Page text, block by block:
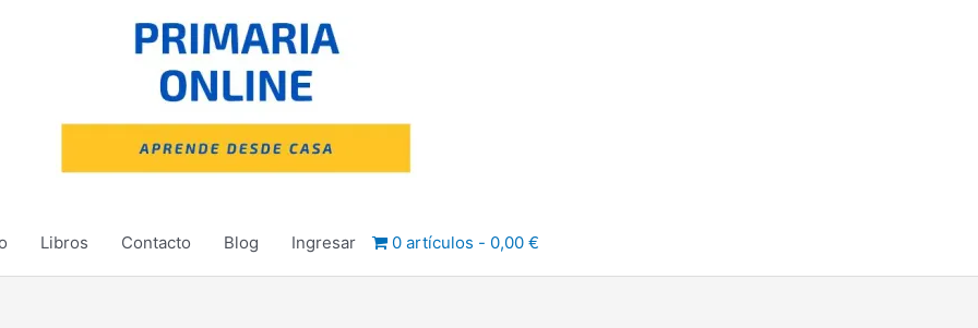
Libros Contacto Blog Ingresar 0 artículos 0,00 €